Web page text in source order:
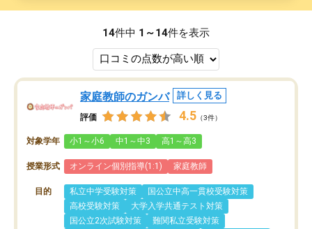
14件中 1～14件を表示
家庭教師のガンバ 詳しく見る
評価 4.5 （3件）
対象学年 小1～小6 中1～中3 高1～高3
授業形式 オンライン個別指導(1:1) 家庭教師
目的 私立中学受験対策
国公立中高一貫校受験対策
高校受験対策
大学入学共通テスト対策
国公立2次試験対策
難関私立受験対策